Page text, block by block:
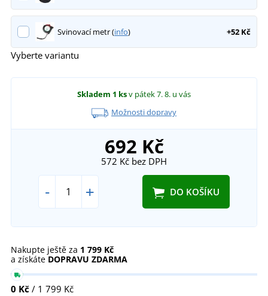
Svinovací metr (info) +52 Kč
Vyberte variantu
Skladem 1 ksv pátek 7. 8. u vás
Možnosti dopravy
692 Kč
572 Kč bez DPH
- + DO KOŠÍKU
Nakupte ještě za 1 799 Kč
a získáte DOPRAVU ZDARMA
0 Kč / 1 799 Kč